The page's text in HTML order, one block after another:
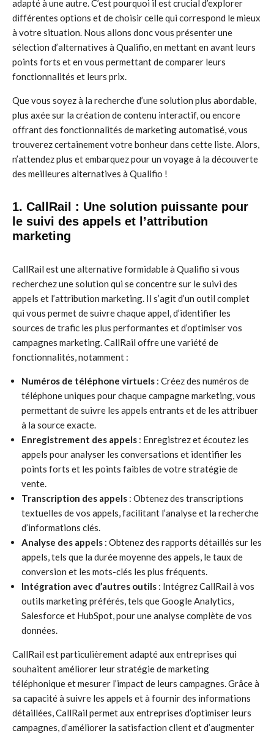
adapté à une autre. C’est pourquoi il est crucial d’explorer
différentes options et de choisir celle qui correspond le mieux
à votre situation. Nous allons donc vous présenter une
sélection d’alternatives à Qualifio, en mettant en avant leurs
points forts et en vous permettant de comparer leurs
fonctionnalités et leurs prix.
Que vous soyez à la recherche d’une solution plus abordable,
plus axée sur la création de contenu interactif, ou encore
offrant des fonctionnalités de marketing automatisé, vous
trouverez certainement votre bonheur dans cette liste. Alors,
n’attendez plus et embarquez pour un voyage à la découverte
des meilleures alternatives à Qualifio !
1. CallRail : Une solution puissante pour
le suivi des appels et l’attribution
marketing
CallRail est une alternative formidable à Qualifio si vous
recherchez une solution qui se concentre sur le suivi des
appels et l’attribution marketing. Il s’agit d’un outil complet
qui vous permet de suivre chaque appel, d’identifier les
sources de trafic les plus performantes et d’optimiser vos
campagnes marketing. CallRail offre une variété de
fonctionnalités, notamment :
Numéros de téléphone virtuels : Créez des numéros de
téléphone uniques pour chaque campagne marketing, vous
permettant de suivre les appels entrants et de les attribuer
à la source exacte.
Enregistrement des appels : Enregistrez et écoutez les
appels pour analyser les conversations et identifier les
points forts et les points faibles de votre stratégie de
vente.
Transcription des appels : Obtenez des transcriptions
textuelles de vos appels, facilitant l’analyse et la recherche
d’informations clés.
Analyse des appels : Obtenez des rapports détaillés sur les
appels, tels que la durée moyenne des appels, le taux de
conversion et les mots-clés les plus fréquents.
Intégration avec d’autres outils : Intégrez CallRail à vos
outils marketing préférés, tels que Google Analytics,
Salesforce et HubSpot, pour une analyse complète de vos
données.
CallRail est particulièrement adapté aux entreprises qui
souhaitent améliorer leur stratégie de marketing
téléphonique et mesurer l’impact de leurs campagnes. Grâce à
sa capacité à suivre les appels et à fournir des informations
détaillées, CallRail permet aux entreprises d’optimiser leurs
campagnes, d’améliorer la satisfaction client et d’augmenter